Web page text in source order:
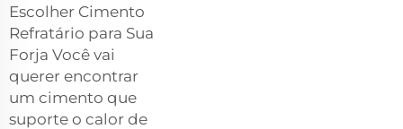
Escolher Cimento
Refratário para Sua
Forja Você vai
querer encontrar
um cimento que
suporte o calor de